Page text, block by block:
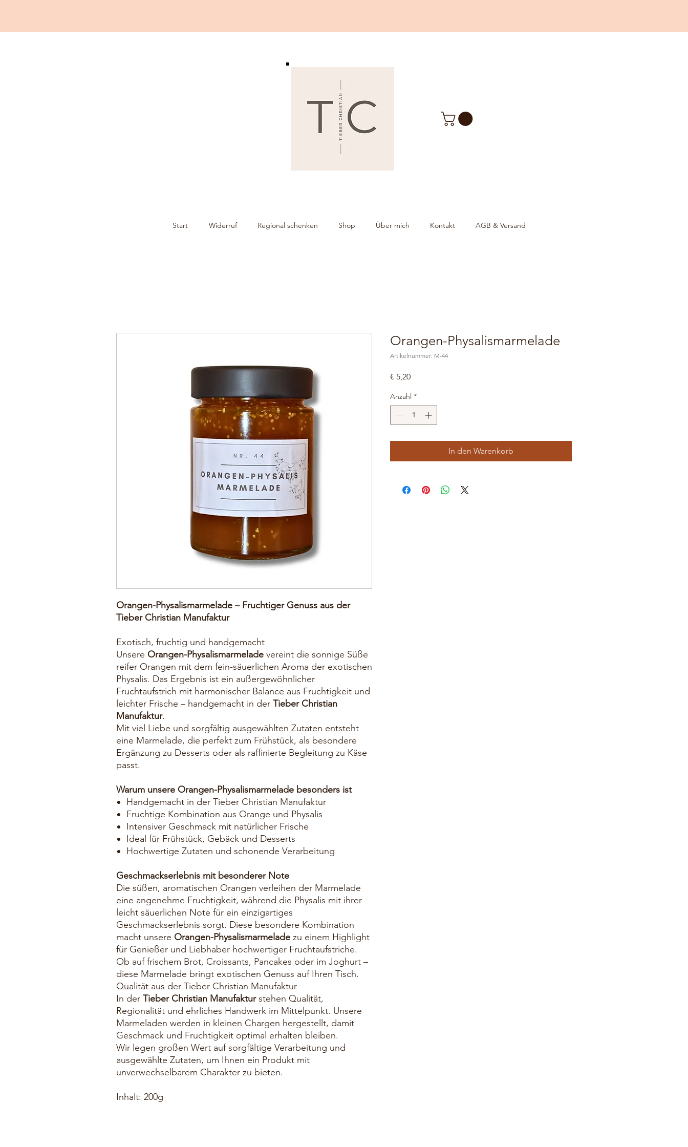
Start Widerruf Regional schenken Shop Über mich Kontakt AGB & Versand
Orangen-Physalismarmelade – Fruchtiger Genuss aus der
Tieber Christian Manufaktur
Exotisch, fruchtig und handgemacht
Unsere Orangen-Physalismarmelade vereint die sonnige Süße
reifer Orangen mit dem fein-säuerlichen Aroma der exotischen
Physalis. Das Ergebnis ist ein außergewöhnlicher
Fruchtaufstrich mit harmonischer Balance aus Fruchtigkeit und
leichter Frische – handgemacht in der Tieber Christian
Manufaktur.
Mit viel Liebe und sorgfältig ausgewählten Zutaten entsteht
eine Marmelade, die perfekt zum Frühstück, als besondere
Ergänzung zu Desserts oder als raffinierte Begleitung zu Käse
passt.
Warum unsere Orangen-Physalismarmelade besonders ist
Handgemacht in der Tieber Christian Manufaktur
Fruchtige Kombination aus Orange und Physalis
Intensiver Geschmack mit natürlicher Frische
Ideal für Frühstück, Gebäck und Desserts
Hochwertige Zutaten und schonende Verarbeitung
Geschmackserlebnis mit besonderer Note
Die süßen, aromatischen Orangen verleihen der Marmelade
eine angenehme Fruchtigkeit, während die Physalis mit ihrer
leicht säuerlichen Note für ein einzigartiges
Geschmackserlebnis sorgt. Diese besondere Kombination
macht unsere Orangen-Physalismarmelade zu einem Highlight
für Genießer und Liebhaber hochwertiger Fruchtaufstriche.
Ob auf frischem Brot, Croissants, Pancakes oder im Joghurt –
diese Marmelade bringt exotischen Genuss auf Ihren Tisch.
Qualität aus der Tieber Christian Manufaktur
In der Tieber Christian Manufakturstehen Qualität,
Regionalität und ehrliches Handwerk im Mittelpunkt. Unsere
Marmeladen werden in kleinen Chargen hergestellt, damit
Geschmack und Fruchtigkeit optimal erhalten bleiben.
Wir legen großen Wert auf sorgfältige Verarbeitung und
ausgewählte Zutaten, um Ihnen ein Produkt mit
unverwechselbarem Charakter zu bieten.
Inhalt: 200g
Orangen-Physalismarmelade
Artikelnummer: M-44
€ 5,20Preis
Anzahl *
In den Warenkorb